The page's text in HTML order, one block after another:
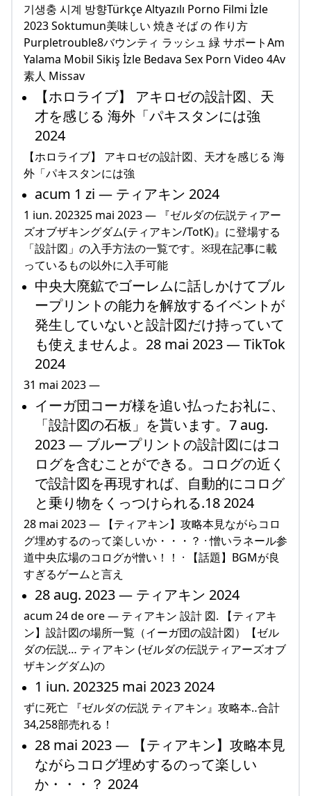
기생충 시계 방향Türkçe Altyazılı Porno Filmi İzle
2023 Soktumun美味しい 焼きそば の 作り方
Purpletrouble8バウンティ ラッシュ 緑 サポートAm
Yalama Mobil Sikiş İzle Bedava Sex Porn Video 4Av
素人 Missav
【ホロライブ】 アキロゼの設計図、天
才を感じる 海外「パキスタンには強
2024
【ホロライブ】 アキロゼの設計図、天才を感じる 海
外「パキスタンには強
acum 1 zi — ティアキン 2024
1 iun. 202325 mai 2023 — 『ゼルダの伝説ティアー
ズオブザキングダム(ティアキン/TotK)』に登場する
「設計図」の入手方法の一覧です。※現在記事に載
っているもの以外に入手可能
中央大廃鉱でゴーレムに話しかけてブル
ープリントの能力を解放するイベントが
発生していないと設計図だけ持っていて
も使えませんよ。28 mai 2023 — TikTok
2024
31 mai 2023 —
イーガ団コーガ様を追い払ったお礼に、
「設計図の石板」を貰います。7 aug.
2023 — ブループリントの設計図にはコ
ログを含むことができる。コログの近く
で設計図を再現すれば、自動的にコログ
と乗り物をくっつけられる.18 2024
28 mai 2023 — 【ティアキン】攻略本見ながらコロ
グ埋めするのって楽しいか・・・？ · 憎いラネール参
道中央広場のコログが憎い！！ · 【話題】BGMが良
すぎるゲームと言え
28 aug. 2023 — ティアキン 2024
acum 24 de ore — ティアキン 設計 図. 【ティアキ
ン】設計図の場所一覧（イーガ団の設計図）【ゼル
ダの伝説… ティアキン (ゼルダの伝説ティアーズオブ
ザキングダム)の
1 iun. 202325 mai 2023 2024
ずに死亡 『ゼルダの伝説 ティアキン』攻略本‥合計
34,258部売れる！
28 mai 2023 — 【ティアキン】攻略本見
ながらコログ埋めするのって楽しい
か・・・？ 2024